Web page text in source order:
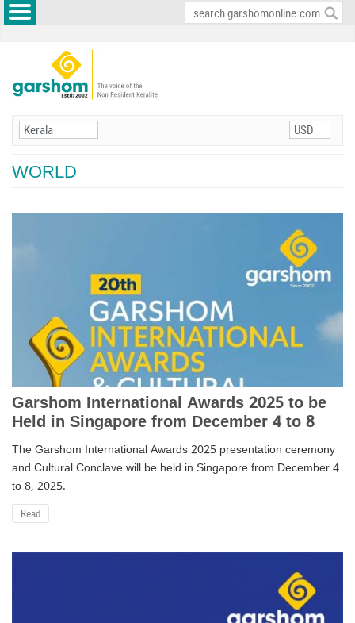
WORLD
Garshom International Awards 2025 to be
Held in Singapore from December 4 to 8
The Garshom International Awards 2025 presentation ceremony
and Cultural Conclave will be held in Singapore from December 4
to 8, 2025.
Read